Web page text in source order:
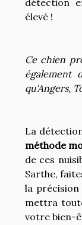
élevé !
Ce chien
également
qu'Angers,
La
méthode
de ces
Sarthe,
la
mettra
votre bien-